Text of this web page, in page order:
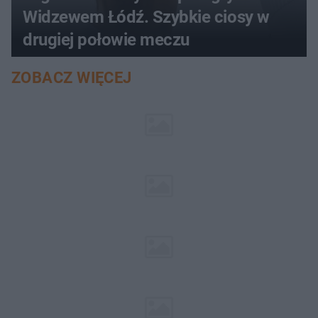
Widzewem Łódź. Szybkie ciosy w
drugiej połowie meczu
ZOBACZ WIĘCEJ